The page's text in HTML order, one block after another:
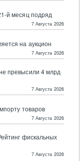
й месяц подряд
7 Августа 2026
на аукцион
7 Августа 2026
превысили 4 млрд
7 Августа 2026
товаров
7 Августа 2026
фискальных
7 Августа 2026